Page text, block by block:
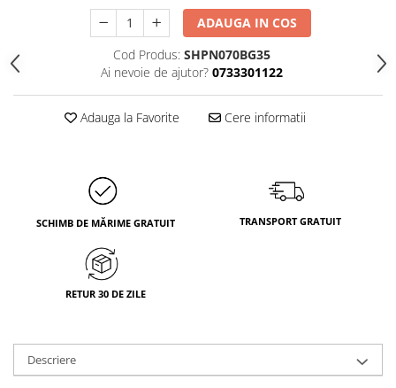
ADAUGA IN COS
Cod Produs: SHPN070BG35
Ai nevoie de ajutor? 0733301122
Adauga la Favorite Cere informatii
SCHIMB DE MĂRIME GRATUIT TRANSPORT GRATUIT
RETUR 30 DE ZILE
Descriere